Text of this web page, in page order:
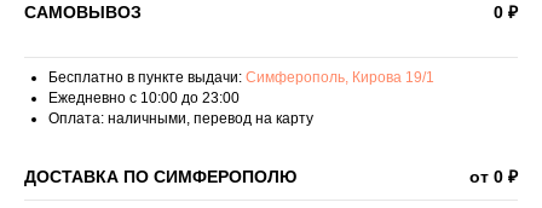
САМОВЫВОЗ 0 ₽
Бесплатно в пункте выдачи: Симферополь, Кирова 19/1
Ежедневно с 10:00 до 23:00
Оплата: наличными, перевод на карту
ДОСТАВКА ПО СИМФЕРОПОЛЮ от 0 ₽